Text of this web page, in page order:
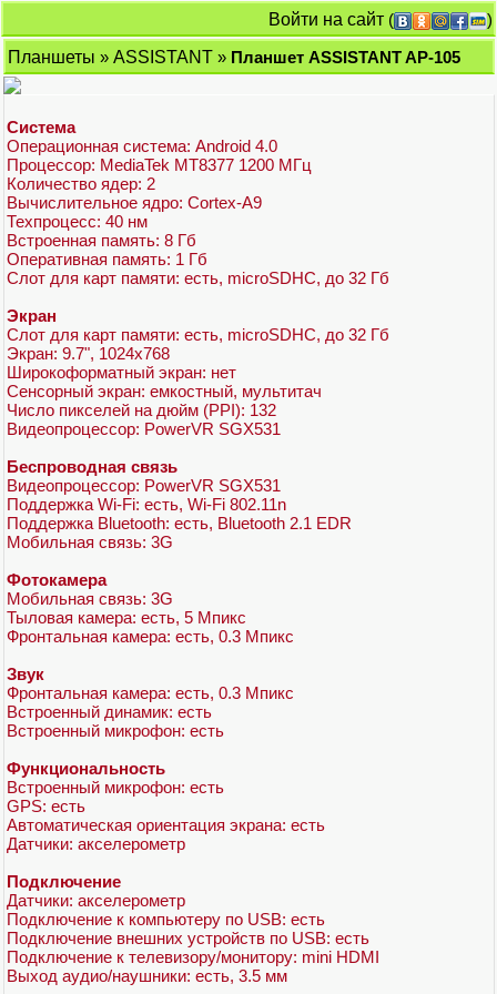
Войти на сайт (
)
Планшеты » ASSISTANT » Планшет ASSISTANT AP-105
Система
Операционная система: Android 4.0
Процессор: MediaTek MT8377 1200 МГц
Количество ядер: 2
Вычислительное ядро: Cortex-A9
Техпроцесс: 40 нм
Встроенная память: 8 Гб
Оперативная память: 1 Гб
Слот для карт памяти: есть, microSDHC, до 32 Гб
Экран
Слот для карт памяти: есть, microSDHC, до 32 Гб
Экран: 9.7", 1024x768
Широкоформатный экран: нет
Сенсорный экран: емкостный, мультитач
Число пикселей на дюйм (PPI): 132
Видеопроцессор: PowerVR SGX531
Беспроводная связь
Видеопроцессор: PowerVR SGX531
Поддержка Wi-Fi: есть, Wi-Fi 802.11n
Поддержка Bluetooth: есть, Bluetooth 2.1 EDR
Мобильная связь: 3G
Фотокамера
Мобильная связь: 3G
Тыловая камера: есть, 5 Мпикс
Фронтальная камера: есть, 0.3 Мпикс
Звук
Фронтальная камера: есть, 0.3 Мпикс
Встроенный динамик: есть
Встроенный микрофон: есть
Функциональность
Встроенный микрофон: есть
GPS: есть
Автоматическая ориентация экрана: есть
Датчики: акселерометр
Подключение
Датчики: акселерометр
Подключение к компьютеру по USB: есть
Подключение внешних устройств по USB: есть
Подключение к телевизору/монитору: mini HDMI
Выход аудио/наушники: есть, 3.5 мм